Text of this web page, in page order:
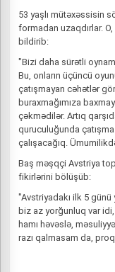
53 yaşlı mütəxəssisin
formadan uzaqdırlar. O,
bildirib:
"Bizi daha sürətli
Bu, onların üçüncü
çatışmayan cəhətlər
buraxmağımıza
çəkmədilər. Artıq
quruculuğunda
çalışacağıq.
Baş məşqçi Avstriya
fikirlərini bölüşüb:
"Avstriyadakı ilk 5
biz az yorğunluq var
hamı həvəslə,
razı qalmasam da,